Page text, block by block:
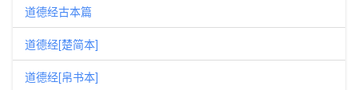
道德经古本篇
道德经[楚简本]
道德经[帛书本]